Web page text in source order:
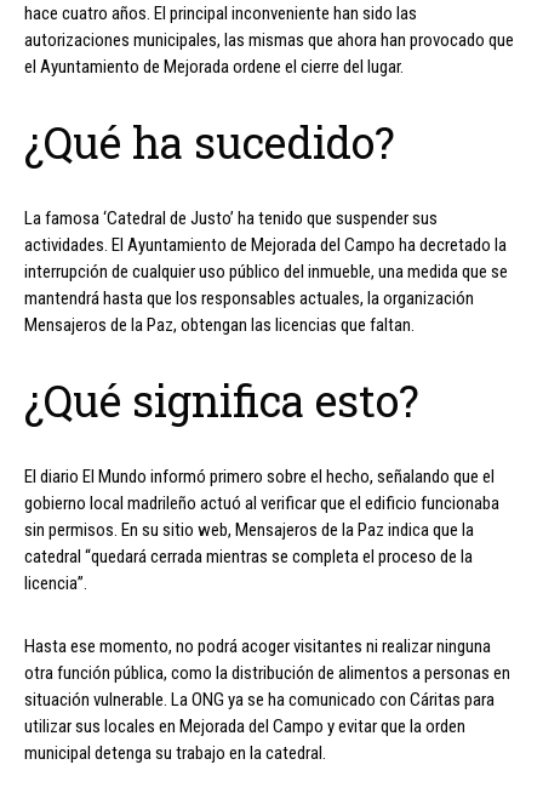
hace cuatro años. El principal inconveniente han sido las
autorizaciones municipales, las mismas que ahora han provocado que
el Ayuntamiento de Mejorada ordene el cierre del lugar.
¿Qué ha sucedido?
La famosa ‘Catedral de Justo’ ha tenido que suspender sus
actividades. El Ayuntamiento de Mejorada del Campo ha decretado la
interrupción de cualquier uso público del inmueble, una medida que se
mantendrá hasta que los responsables actuales, la organización
Mensajeros de la Paz, obtengan las licencias que faltan.
¿Qué significa esto?
El diario El Mundo informó primero sobre el hecho, señalando que el
gobierno local madrileño actuó al verificar que el edificio funcionaba
sin permisos. En su sitio web, Mensajeros de la Paz indica que la
catedral “quedará cerrada mientras se completa el proceso de la
licencia”.
Hasta ese momento, no podrá acoger visitantes ni realizar ninguna
otra función pública, como la distribución de alimentos a personas en
situación vulnerable. La ONG ya se ha comunicado con Cáritas para
utilizar sus locales en Mejorada del Campo y evitar que la orden
municipal detenga su trabajo en la catedral.